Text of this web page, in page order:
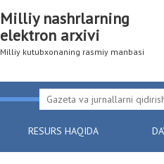
Milliy nashrlarning
elektron arxivi
Milliy kutubxonaning rasmiy manbasi
RESURS HAQIDA